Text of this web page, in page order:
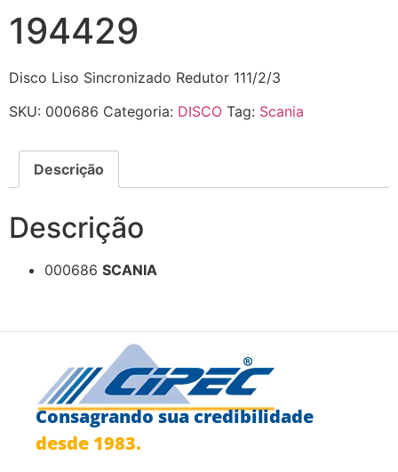
194429
Disco Liso Sincronizado Redutor 111/2/3
SKU: 000686 Categoria: DISCO Tag: Scania
Descrição
Descrição
000686 SCANIA
Consagrando sua credibilidade
desde 1983.